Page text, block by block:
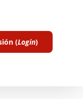
(Login)